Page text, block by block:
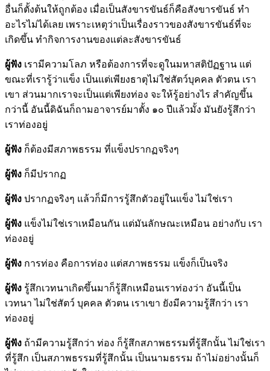
อื่นก็ตั้งต้นให้ถูกต้อง เมื่อเป็นสังขารขันธ์ก็คือสังขารขันธ์ ทำ
อะไรไม่ได้เลย เพราะเหตุว่าเป็นเรื่องราวของสังขารขันธ์ที่จะ
เกิดขึ้น ทำกิจการงานของแต่ละสังขารขันธ์
ผู้ฟัง เรามีความโลภ หรือต้องการที่จะดูในมหาสติปัฏฐาน แต่
ขณะที่เรารู้ว่าแข็ง เป็นแต่เพียงธาตุไม่ใช่สัตว์บุคคล ตัวตน เรา
เขา ส่วนมากเราจะเป็นแต่เพียงท่อง จะให้รู้อย่างไร สำคัญขึ้น
กว่านี้ อันนี้ดิฉันก็ถามอาจารย์มาตั้ง ๑๐ ปีแล้วมั้ง มันยังรู้สึกว่า
เราท่องอยู่
ผู้ฟัง ก็ต้องมีสภาพธรรม ที่แข็งปรากฏจริงๆ
ผู้ฟัง ก็มีปรากฏ
ผู้ฟัง ปรากฏจริงๆ แล้วก็มีการรู้สึกตัวอยู่ในแข็ง ไม่ใช่เรา
ผู้ฟัง แข็งไม่ใช่เราเหมือนกัน แต่มันลักษณะเหมือน อย่างกับ เรา
ท่องอยู่
ผู้ฟัง การท่อง คือการท่อง แต่สภาพธรรม แข็งก็เป็นจริง
ผู้ฟัง รู้สึกเวทนาเกิดขึ้นมาก็รู้สึกเหมือนเราท่องว่า อันนี้เป็น
เวทนา ไม่ใช่สัตว์ บุคคล ตัวตน เราเขา ยังมีความรู้สึกว่า เรา
ท่องอยู่
ผู้ฟัง ถ้ามีความรู้สึกว่า ท่อง ก็รู้สึกสภาพธรรมที่รู้สึกนั้น ไม่ใช่เรา
ที่รู้สึก เป็นสภาพธรรมที่รู้สึกนั้น เป็นนามธรรม ถ้าไม่อย่างนั้นก็